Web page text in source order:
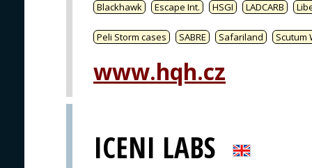
Blackhawk Escape Int. HSGI LADCARB
Peli Storm cases SABRE Safariland Scutum
www.hqh.cz
ICENI LABS